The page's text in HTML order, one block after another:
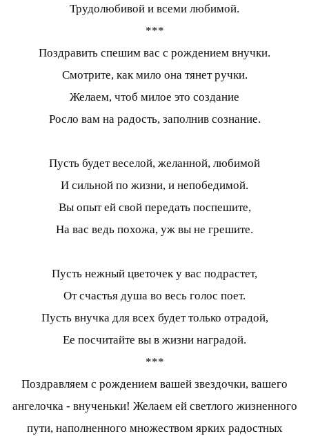
Трудолюбивой и всеми любимой.
***
Поздравить спешим вас с рождением внучки.
Смотрите, как мило она тянет ручки.
Желаем, чтоб милое это создание
Росло вам на радость, заполнив сознание.
Пусть будет веселой, желанной, любимой
И сильной по жизни, и непобедимой.
Вы опыт ей свой передать поспешите,
На вас ведь похожа, уж вы не грешите.
Пусть нежный цветочек у вас подрастет,
От счастья душа во весь голос поет.
Пусть внучка для всех будет только отрадой,
Ее посчитайте вы в жизни наградой.
***
Поздравляем с рождением вашей звездочки, вашего
ангелочка - внученьки! Желаем ей светлого жизненного
пути, наполненного множеством ярких радостных